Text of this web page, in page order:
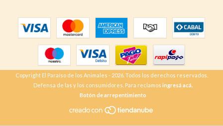
Copyright El Paraíso de los Animales - 2026. Todos los derechos reservados.
Defensa de las y los consumidores. Para reclamos ingresá acá.
Botón de arrepentimiento